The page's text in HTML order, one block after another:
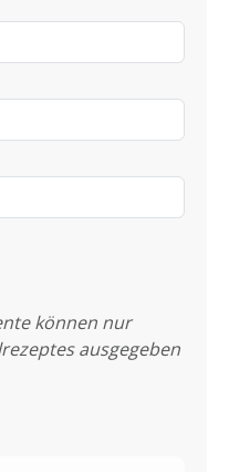
können nur
ausgegeben